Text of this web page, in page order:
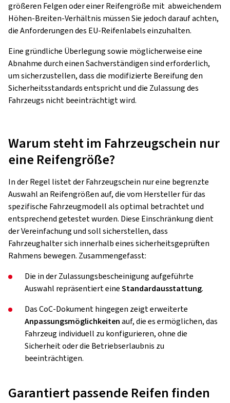
größeren Felgen oder einer Reifengröße mit abweichendem
Höhen-Breiten-Verhältnis müssen Sie jedoch darauf achten,
die Anforderungen des EU-Reifenlabels einzuhalten.
Eine gründliche Überlegung sowie möglicherweise eine
Abnahme durch einen Sachverständigen sind erforderlich,
um sicherzustellen, dass die modifizierte Bereifung den
Sicherheitsstandards entspricht und die Zulassung des
Fahrzeugs nicht beeinträchtigt wird.
Warum steht im Fahrzeugschein nur
eine Reifengröße?
In der Regel listet der Fahrzeugschein nur eine begrenzte
Auswahl an Reifengrößen auf, die vom Hersteller für das
spezifische Fahrzeugmodell als optimal betrachtet und
entsprechend getestet wurden. Diese Einschränkung dient
der Vereinfachung und soll sicherstellen, dass
Fahrzeughalter sich innerhalb eines sicherheitsgeprüften
Rahmens bewegen. Zusammengefasst:
Die in der Zulassungsbescheinigung aufgeführte
Auswahl repräsentiert eineStandardausstattung.
Das CoC-Dokument hingegen zeigt erweiterte
Anpassungsmöglichkeitenauf, die es ermöglichen, das
Fahrzeug individuell zu konfigurieren, ohne die
Sicherheit oder die Betriebserlaubnis zu
beeinträchtigen.
Garantiert passende Reifen finden